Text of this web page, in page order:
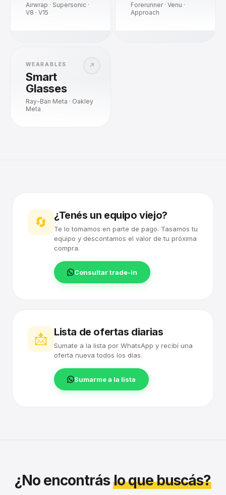
Airwrap · Supersonic ·
V8 · V15
Forerunner · Venu ·
Approach
↗
WEARABLES
Smart
Glasses
Ray-Ban Meta · Oakley
Meta
🔄 ¿Tenés un equipo viejo?
Te lo tomamos en parte de pago. Tasamos tu
equipo y descontamos el valor de tu próxima
compra.
Consultar trade-in
📩 Lista de ofertas diarias
Sumate a la lista por WhatsApp y recibí una
oferta nueva todos los días.
Sumarme a la lista
¿No encontráslo que buscás?